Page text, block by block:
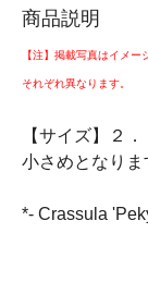
商品説明
【注】掲載写真はイメ
それぞれ異なります。
【サイズ】２
小さめとなりま
*- Crassula